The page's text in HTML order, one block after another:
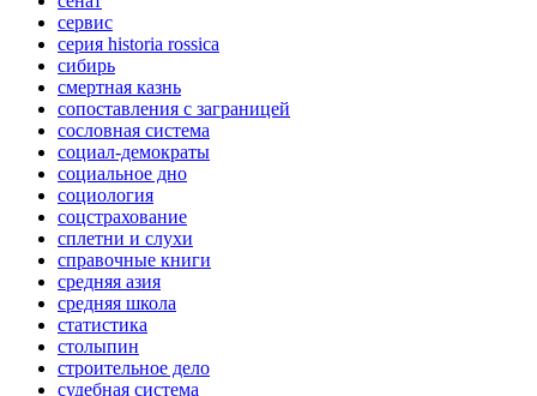
сервис
серия historia rossica
сибирь
смертная казнь
сопоставления с заграницей
сословная система
социал-демократы
социальное дно
социология
соцстрахование
сплетни и слухи
справочные книги
средняя азия
средняя школа
статистика
столыпин
строительное дело
судебная система